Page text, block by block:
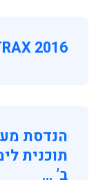
2016
הנדסת
תוכנית
ב’ …